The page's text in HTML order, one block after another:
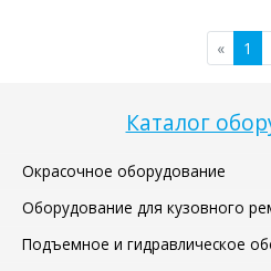
Каталог
Окрасочное оборудование
Оборудование для кузовного
Подъемное и гидравлическое
« 1